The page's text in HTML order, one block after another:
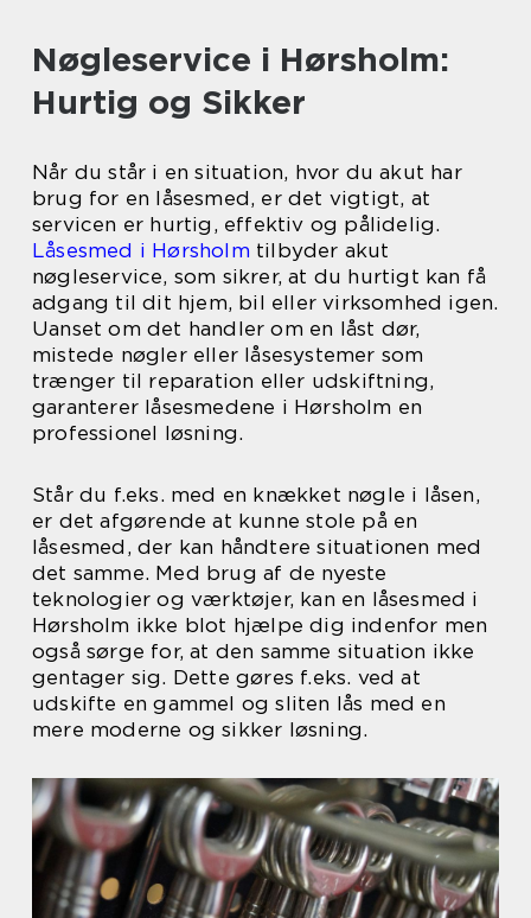
Nøgleservice i Hørsholm:
Hurtig og Sikker
Når du står i en situation, hvor du akut har
brug for en låsesmed, er det vigtigt, at
servicen er hurtig, effektiv og pålidelig.
Låsesmed i Hørsholm tilbyder akut
nøgleservice, som sikrer, at du hurtigt kan få
adgang til dit hjem, bil eller virksomhed igen.
Uanset om det handler om en låst dør,
mistede nøgler eller låsesystemer som
trænger til reparation eller udskiftning,
garanterer låsesmedene i Hørsholm en
professionel løsning.
Står du f.eks. med en knækket nøgle i låsen,
er det afgørende at kunne stole på en
låsesmed, der kan håndtere situationen med
det samme. Med brug af de nyeste
teknologier og værktøjer, kan en låsesmed i
Hørsholm ikke blot hjælpe dig indenfor men
også sørge for, at den samme situation ikke
gentager sig. Dette gøres f.eks. ved at
udskifte en gammel og sliten lås med en
mere moderne og sikker løsning.